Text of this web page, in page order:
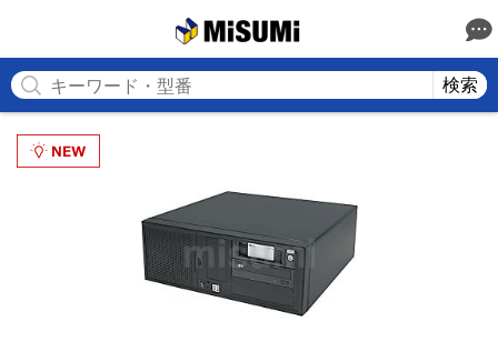
検索